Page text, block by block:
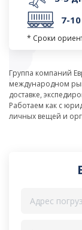
7-
* Сроки
Группа компаний
международном
доставке,
Работаем как с
личных вещей и